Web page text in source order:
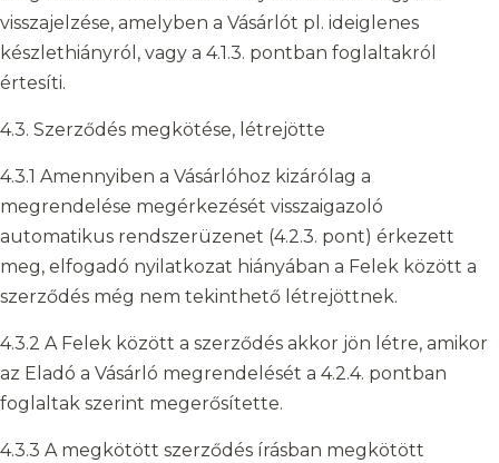
visszajelzése, amelyben a Vásárlót pl. ideiglenes
készlethiányról, vagy a 4.1.3. pontban foglaltakról
értesíti.
4.3. Szerződés megkötése, létrejötte
4.3.1 Amennyiben a Vásárlóhoz kizárólag a
megrendelése megérkezését visszaigazoló
automatikus rendszerüzenet (4.2.3. pont) érkezett
meg, elfogadó nyilatkozat hiányában a Felek között a
szerződés még nem tekinthető létrejöttnek.
4.3.2 A Felek között a szerződés akkor jön létre, amikor
az Eladó a Vásárló megrendelését a 4.2.4. pontban
foglaltak szerint megerősítette.
4.3.3 A megkötött szerződés írásban megkötött